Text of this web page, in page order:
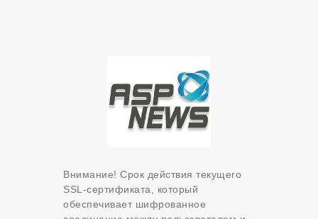
Внимание! Срок действия текущего
SSL-сертификата, который
обеспечивает шифрованное